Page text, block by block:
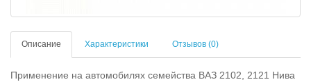
Описание Характеристики Отзывов (0)
Применение на автомобилях семейства ВАЗ 2102, 2121 Нива